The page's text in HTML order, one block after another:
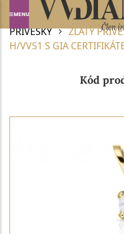
Domů DIAMANTOVÉ
PŘÍVĚSKY
ZLATÝ
H/VVS1 S GIA
Kód